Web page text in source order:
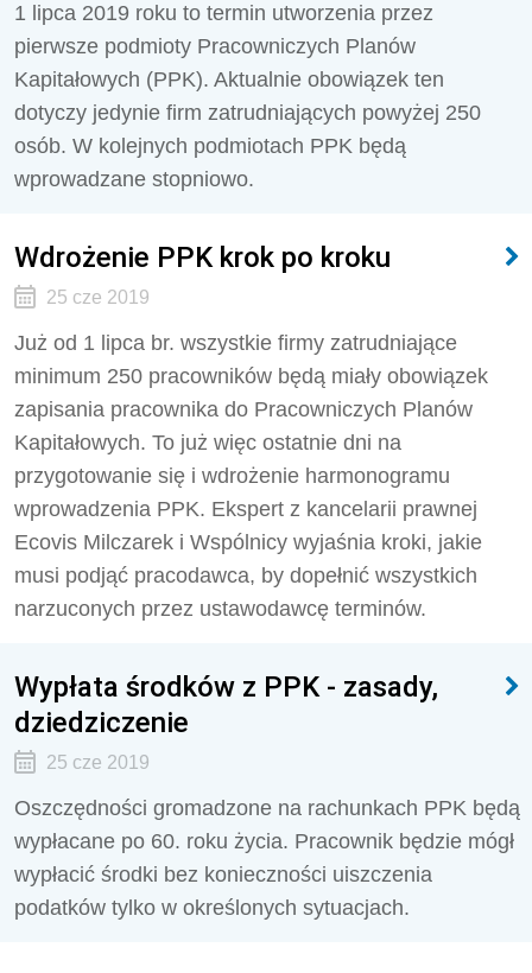
1 lipca 2019 roku to termin utworzenia przez
pierwsze podmioty Pracowniczych Planów
Kapitałowych (PPK). Aktualnie obowiązek ten
dotyczy jedynie firm zatrudniających powyżej 250
osób. W kolejnych podmiotach PPK będą
wprowadzane stopniowo.
Wdrożenie PPK krok po kroku
25 cze 2019
Już od 1 lipca br. wszystkie firmy zatrudniające
minimum 250 pracowników będą miały obowiązek
zapisania pracownika do Pracowniczych Planów
Kapitałowych. To już więc ostatnie dni na
przygotowanie się i wdrożenie harmonogramu
wprowadzenia PPK. Ekspert z kancelarii prawnej
Ecovis Milczarek i Wspólnicy wyjaśnia kroki, jakie
musi podjąć pracodawca, by dopełnić wszystkich
narzuconych przez ustawodawcę terminów.
Wypłata środków z PPK - zasady,
dziedziczenie
25 cze 2019
Oszczędności gromadzone na rachunkach PPK będą
wypłacane po 60. roku życia. Pracownik będzie mógł
wypłacić środki bez konieczności uiszczenia
podatków tylko w określonych sytuacjach.